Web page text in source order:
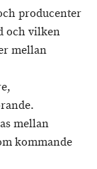
producenter
och vilken
mellan
mellan
kommande